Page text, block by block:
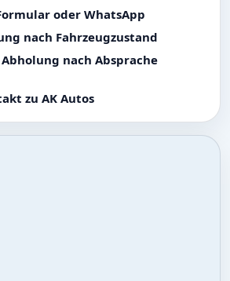
oder WhatsApp
nach Fahrzeugzustand
nach Absprache
zu AK Autos